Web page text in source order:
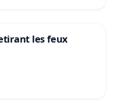
les feux